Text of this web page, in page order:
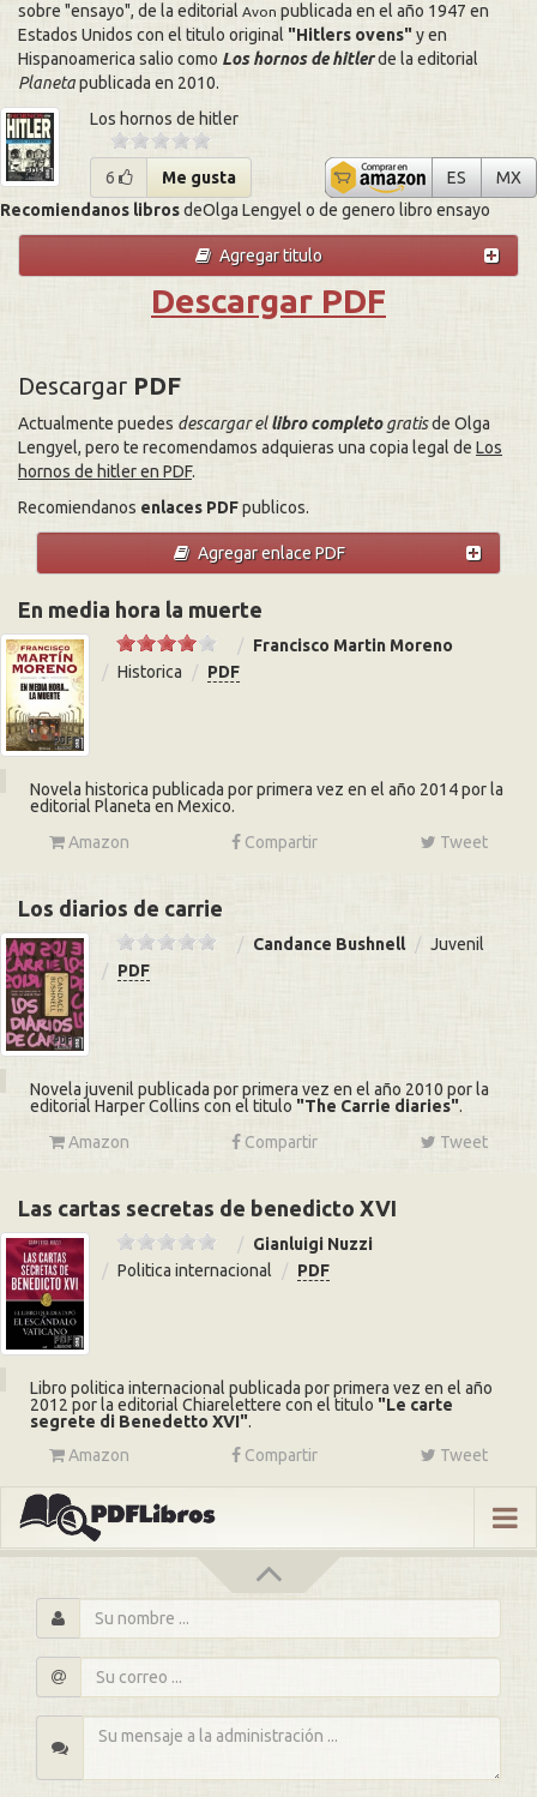
sobre ensayo , de la editorial Avon publicada en el año 1947 en
Estados Unidos con el titulo original
Hitlers ovens
y en
Hispanoamerica salio como Los hornos de hitlerde la editorial
Planetapublicada en 2010.
Los hornos de hitler
6 Me gusta ESLos MX
Recomiendanos librosdeOlga Lengyel o de genero libro ensayo
Agregar titulo
Descargar PDF
Descargar PDF
Actualmente puedes descargar ellibro completogratisde Olga
Lengyel, pero te recomendamos adquieras una copia legal de Los
hornos de hitler en PDF.
Recomiendanos enlaces PDFpublicos.
Agregar enlace PDF
En media hora la muerte
Francisco Martin Moreno
Historica
PDF
Novela historica publicada por primera vez en el año 2014 por la
editorial Planeta en Mexico.
Amazon
Compartir Tweet
Los diarios de carrie
Candance Bushnell
Juvenil
PDF
Novela juvenil publicada por primera vez en el año 2010 por la
editorial Harper Collins con el titulo
The Carrie diaries .
Amazon
Compartir Tweet
Las cartas secretas de benedicto XVI
Gianluigi Nuzzi
Politica internacional
PDF
Libro politica internacional publicada por primera vez en el año
2012 por la editorial Chiarelettere con el titulo
Le carte
segrete di Benedetto XVI .
Amazon
Compartir Tweet